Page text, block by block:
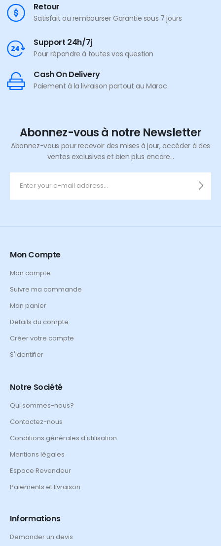
Retour
Satisfait ou rembourser Garantie sous 7 jours
Support 24h/7j
Pour répondre à toutes vos question
Cash On Delivery
Paiement à la livraison partout au Maroc
Abonnez-vous à notre Newsletter
Abonnez-vous pour recevoir des mises à jour, accéder à des
ventes exclusives et bien plus encore...
Mon Compte
Mon compte
Suivre ma commande
Mon panier
Détails du compte
Créer votre compte
S'identifier
Notre Société
Qui sommes-nous?
Contactez-nous
Conditions générales d'utilisation
Mentions légales
Espace Revendeur
Paiements et livraison
Informations
Demander un devis